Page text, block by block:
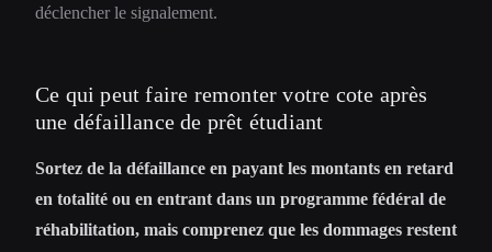
déclencher le signalement.
Ce qui peut faire remonter votre cote après
une défaillance de prêt étudiant
Sortez de la défaillance en payant les montants en retard
en totalité ou en entrant dans un programme fédéral de
réhabilitation, mais comprenez que les dommages restent